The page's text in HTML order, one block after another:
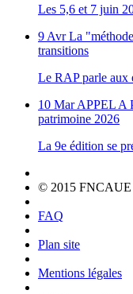
Les 5,6 et 7 juin
9 Avr La
transitions
Le RAP parle aux
10 Mar APPEL A
patrimoine 2026
La 9e édition se
© 2015 FNCAUE
FAQ
Plan site
Mentions légales